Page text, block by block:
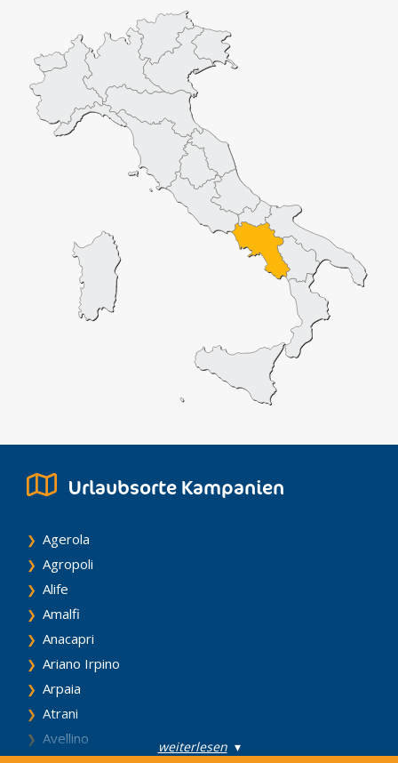
Urlaubsorte Kampanien
Agerola
Agropoli
Alife
Amalfi
Anacapri
Ariano Irpino
Arpaia
Atrani
Avellino
weiterlesen▾